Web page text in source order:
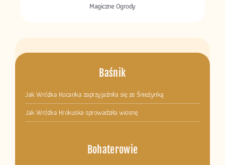
Magiczne Ogrody
Baśnik
Jak Wróżka Kocanka zaprzyjaźniła się ze Śnieżynką
Jak Wróżka Krokuska sprowadziła wiosnę
Bohaterowie